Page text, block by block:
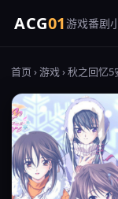
ACG01游戏番剧
首页 ›游戏› 秋之回忆